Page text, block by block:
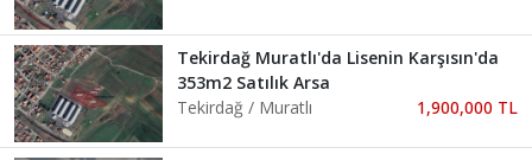
Tekirdağ Muratlı'da Lisenin Karşısın'da
353m2 Satılık Arsa
Tekirdağ / Muratlı
1,900,000 TL